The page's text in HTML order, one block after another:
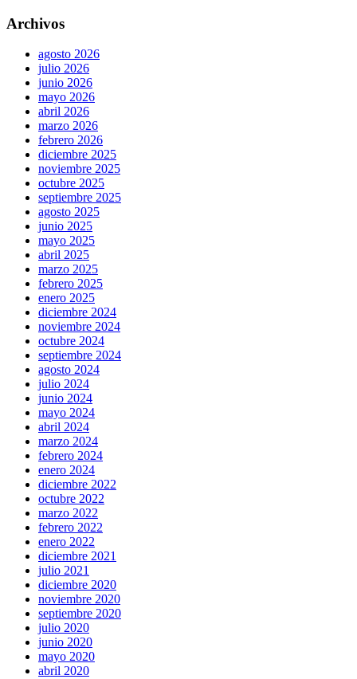
Archivos
agosto 2026
julio 2026
junio 2026
mayo 2026
abril 2026
marzo 2026
febrero 2026
diciembre 2025
noviembre 2025
octubre 2025
septiembre 2025
agosto 2025
junio 2025
mayo 2025
abril 2025
marzo 2025
febrero 2025
enero 2025
diciembre 2024
noviembre 2024
octubre 2024
septiembre 2024
agosto 2024
julio 2024
junio 2024
mayo 2024
abril 2024
marzo 2024
febrero 2024
enero 2024
diciembre 2022
octubre 2022
marzo 2022
febrero 2022
enero 2022
diciembre 2021
julio 2021
diciembre 2020
noviembre 2020
septiembre 2020
julio 2020
junio 2020
mayo 2020
abril 2020